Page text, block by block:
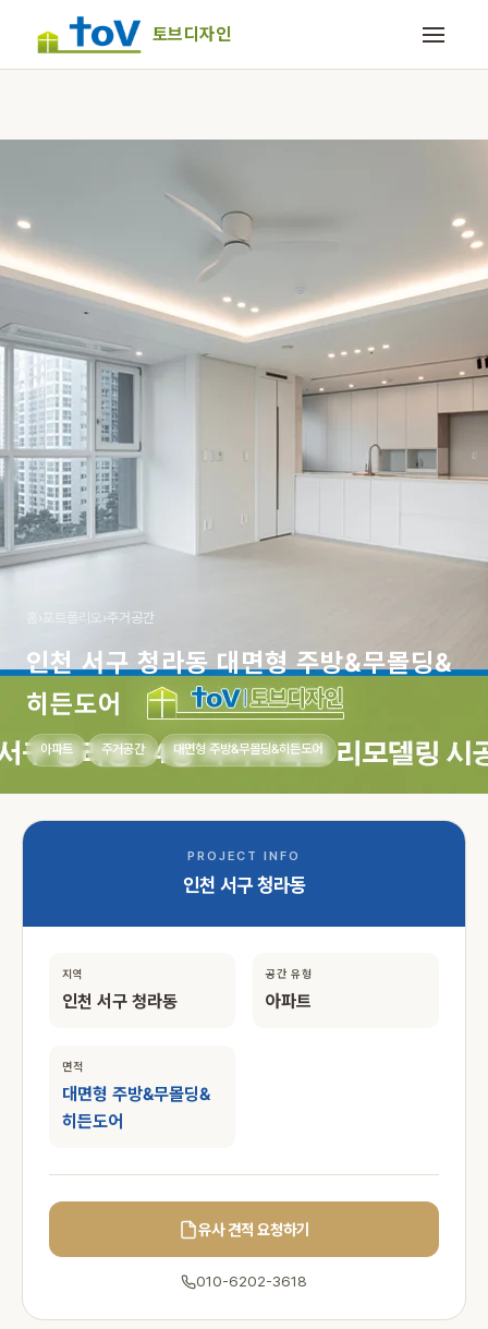
토브디자인
포트폴리오 ›주거공간
인천 서구 청라동 대면형 주방&무몰딩&
히든도어
아파트 주거공간 대면형 주방&무몰딩&히든도어
PROJECT INFO
인천 서구 청라동
지역
인천 서구 청라동
공간 유형
아파트
면적
대면형 주방&무몰딩&
히든도어
유사 견적 요청하기
010-6202-3618